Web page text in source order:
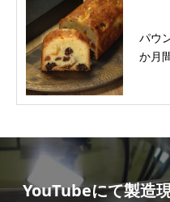
パウ
か月
YouTubeにて製造